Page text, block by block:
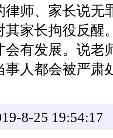
律师、家长说无
其家长拘役反醒
会有发展。说老
事人都会被严肃
8-25 19:54:17